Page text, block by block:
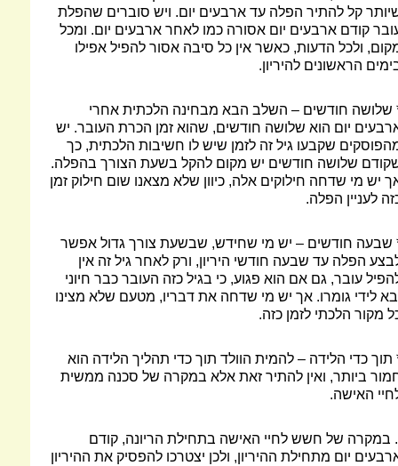
קל להתיר הפלה עד ארבעים יום. ויש סוברים שהפלת
קודם ארבעים יום אסורה כמו לאחר ארבעים יום. ומכל
ולכל הדעות, כאשר אין כל סיבה אסור להפיל אפילו
הראשונים להיריון.
שלושה חודשים – השלב הבא מבחינה הלכתית אחרי
יום הוא שלושה חודשים, שהוא זמן הכרת העובר. יש
שקבעו גיל זה לזמן שיש לו חשיבות הלכתית, כך
שלושה חודשים יש מקום להקל בשעת הצורך בהפלה.
יש מי שדחה חילוקים אלה, כיוון שלא מצאנו שום חילוק זמן
לעניין הפלה.
שבעה חודשים – יש מי שחידש, שבשעת צורך גדול אפשר
הפלה עד שבעה חודשי היריון, ורק לאחר גיל זה אין
עובר, גם אם הוא פגוע, כי בגיל כזה העובר כבר חיוני
לידי גומרו. אך יש מי שדחה את דבריו, מטעם שלא מצינו
מקור הלכתי לזמן כזה.
תוך כדי הלידה – להמית הוולד תוך כדי תהליך הלידה הוא
ביותר, ואין להתיר זאת אלא במקרה של סכנה ממשית
האישה.
במקרה של חשש לחיי האישה בתחילת הריונה, קודם
יום מתחילת ההיריון, ולכן יצטרכו להפסיק את ההיריון